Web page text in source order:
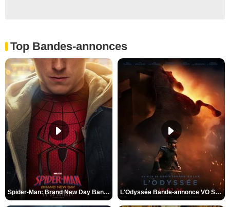
Top Bandes-annonces
Spider-Man: Brand New Day Bande-annonce VO STFR L'Odyssée Bande-annonce VO STFR